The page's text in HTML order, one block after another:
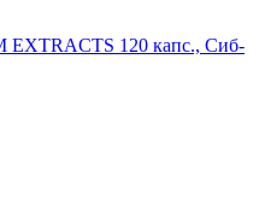
120 капс., Сиб-